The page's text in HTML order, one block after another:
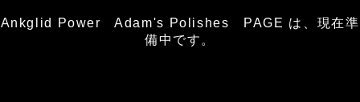
Ankglid Power Adam's Polishes PAGE は、現在準
備中です。